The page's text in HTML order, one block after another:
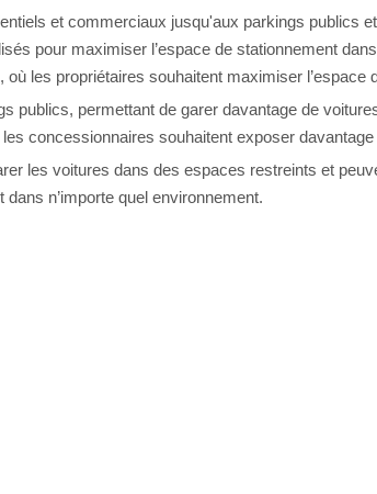
et commerciaux jusqu'aux parkings publics
pour maximiser l’espace de stationnement
les propriétaires souhaitent maximiser l’espace
publics, permettant de garer davantage de
concessionnaires souhaitent exposer
les voitures dans des espaces restreints et
n’importe quel environnement.